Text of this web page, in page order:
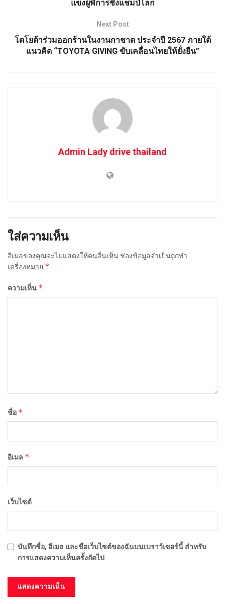
แข็งผู้พิการชิงแชมป์โลก
Next Post
โตโยต้าร่วมออกร้านในงานกาชาด ประจำปี 2567 ภายใต้
แนวคิด “TOYOTA GIVING ขับเคลื่อนไทยให้ยั่งยืน”
Admin Lady drive thailand
ใส่ความเห็น
อีเมลของคุณจะไม่แสดงให้คนอื่นเห็น ช่องข้อมูลจำเป็นถูกทำ
เครื่องหมาย *
ความเห็น *
ชื่อ *
อีเมล *
เว็บไซต์
บันทึกชื่อ, อีเมล และชื่อเว็บไซต์ของฉันบนเบราว์เซอร์นี้ สำหรับ
การแสดงความเห็นครั้งถัดไป